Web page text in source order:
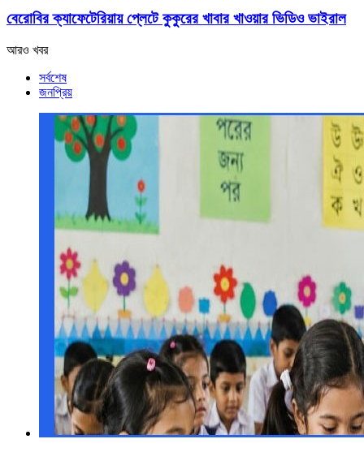
বেরোবির ক্যাফেটেরিয়ায় প্লেটে কুকুরের খাবার খাওয়ার ভিডিও ভাইরাল
আরও খবর
সর্বশেষ
জনপ্রিয়